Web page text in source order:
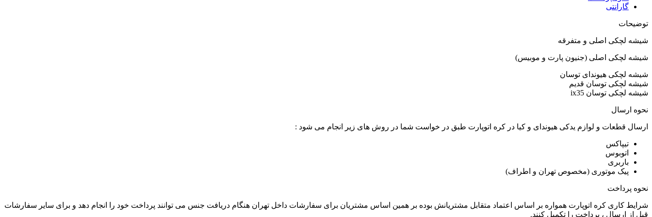
گارانتی
توضیحات
شیشه لچکی اصلی و متفرقه
شیشه لچکی اصلی (جنیون پارت و موبیس)
شیشه لچکی هیوندای توسان
شیشه لچکی توسان قدیم
شیشه لچکی توسان ix35
نحوه ارسال
ارسال قطعات و لوازم یدکی هیوندای و کیا در کره اتوپارت طبق در خواست شما در روش های زیر انجام می شود :
تیپاکس
اتوبوس
باربری
پیک موتوری (مخصوص تهران و اطراف)
نحوه پرداخت
شرایط کاری کره اتوپارت همواره بر اساس اعتماد متقابل مشتریانش بوده بر همین اساس مشتریان برای سفارشات داخل تهران هنگام دریافت جنس می توانند پرداخت خود را انجام دهد و برای سایر سفارشات
قبل از ارسال ، پرداخت را تکمیل کنند.